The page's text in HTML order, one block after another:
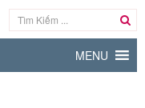
MENU